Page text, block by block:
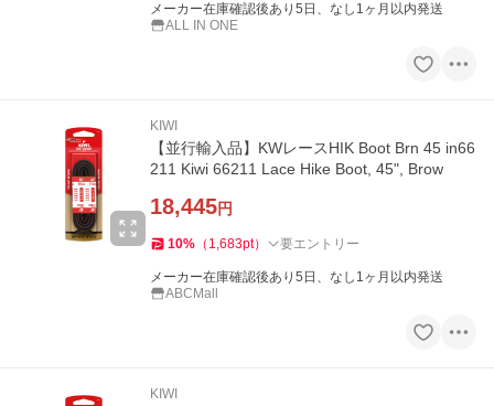
メーカー在庫確認後あり5日、なし1ヶ月以内発送
ALL IN ONE
KIWI
【並行輸入品】KWレースHIK Boot Brn 45 in66
211 Kiwi 66211 Lace Hike Boot, 45", Brow
18,445円
10% （ 1,683pt） 要エントリー
メーカー在庫確認後あり5日、なし1ヶ月以内発送
ABCMall
KIWI